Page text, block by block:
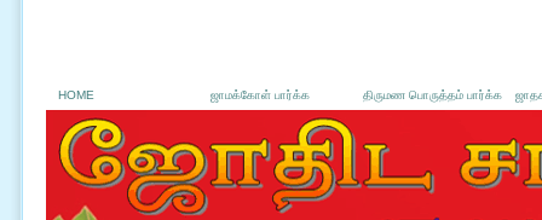
HOME ஜாமக்கோள் பார்க்க திருமண பொருத்தம் பார்க்க